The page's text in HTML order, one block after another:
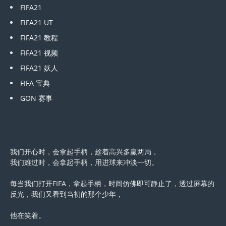
FIFA21
FIFA21 UT
FIFA21 教程
FIFA21 视频
FIFA21 妖人
FIFA 宝典
GON 赛事
我们开心时，会拿起手柄，趁着高兴多赢两局，
我们难过时，会拿起手柄，用进球来冲淡一切。
每当我们打开FIFA，拿起手柄，时间仿佛即可静止了，透过屏幕的
反光，我们又看到当初的那个少年，
他在笑着。